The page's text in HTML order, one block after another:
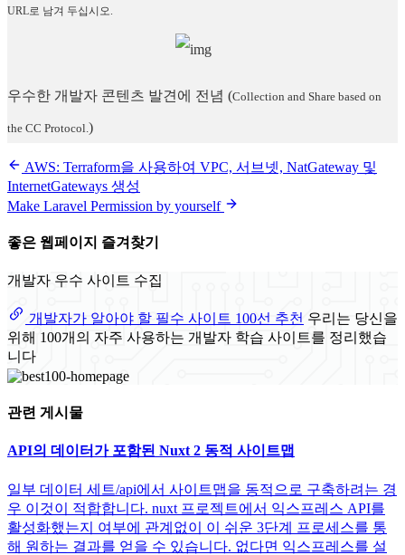
URL로 남겨 두십시오.
우수한 개발자 콘텐츠 발견에 전념 (Collection and Share based on
the CC Protocol. )
AWS: Terraform을 사용하여 VPC, 서브넷, NatGateway 및
InternetGateways 생성
Make Laravel Permission by yourself
좋은 웹페이지 즐겨찾기
개발자 우수 사이트 수집
개발자가 알아야 할 필수 사이트 100선 추천 우리는 당신을
위해 100개의 자주 사용하는 개발자 학습 사이트를 정리했습
니다
관련 게시물
API의 데이터가 포함된 Nuxt 2 동적 사이트맵
일부 데이터 세트/api에서 사이트맵을 동적으로 구축하려는 경
우 이것이 적합합니다. nuxt 프로젝트에서 익스프레스 API를
활성화했는지 여부에 관계없이 이 쉬운 3단계 프로세스를 통
해 원하는 결과를 얻을 수 있습니다. 없다면 익스프레스를 설